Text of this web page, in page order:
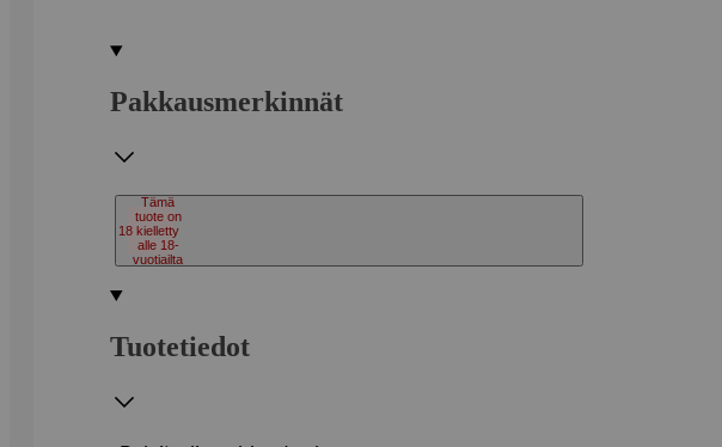
Pakkausmerkinnät
18
Tämä
tuote on
kielletty
alle 18-
vuotiailta
Tuotetiedot